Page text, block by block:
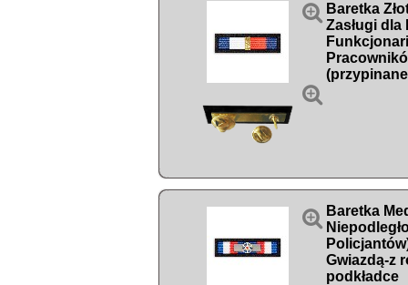


Baretka
Zasługi
 Baretka
Gwiazdą-z
podkładce